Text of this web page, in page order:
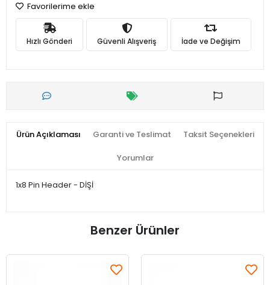
Favorilerime ekle
Hızlı Gönderi Güvenli Alışveriş İade ve Değişim
Ürün Açıklaması Garanti ve Teslimat Taksit Seçenekleri
Yorumlar
1x8 Pin Header - DİŞİ
Benzer Ürünler